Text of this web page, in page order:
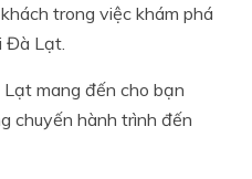
trong việc khám phá
Đà Lạt.
mang đến cho bạn
chuyến hành trình đến